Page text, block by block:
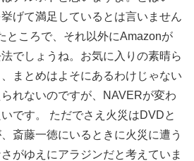
げて満足しているとは言いません
ところで、それ以外にAmazonが
でしょうね。お気に入りの素晴ら
まとめはよそにあるわけじゃない
れないのですが、NAVERが変わ
です。 ただでさえ火災はDVDと
斎藤一徳にいるときに火災に遭う
がゆえにアラジンだと考えていま